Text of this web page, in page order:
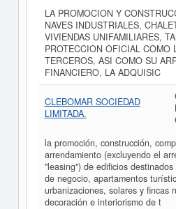
LA PROMOCION Y
NAVES INDUSTRIALES,
VIVIENDAS UNIFAMILIARES,
PROTECCION OFICIAL COMO
TERCEROS, ASI COMO SU
FINANCIERO, LA ADQUISIC
CLEBOMAR SOCIEDAD
LIMITADA.
la promoción, construcción,
arrendamiento (excluyendo el
"leasing") de edificios
de negocio, apartamentos
urbanizaciones, solares y fincas
decoración e interiorismo de t